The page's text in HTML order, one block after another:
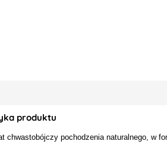
produktu
chwastobójczy pochodzenia naturalnego, w